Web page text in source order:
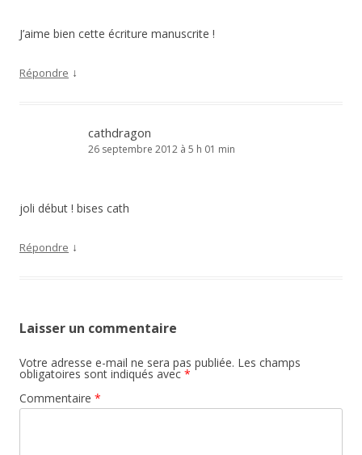
J’aime bien cette écriture manuscrite !
Répondre ↓
cathdragon
26 septembre 2012 à 5 h 01 min
joli début ! bises cath
Répondre ↓
Laisser un commentaire
Votre adresse e-mail ne sera pas publiée. Les champs
obligatoires sont indiqués avec *
Commentaire *